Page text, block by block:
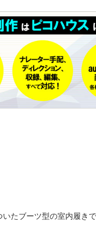
たブーツ型の室内履き